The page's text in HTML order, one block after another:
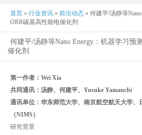
首页 » 行业资讯 » 前沿动态 » 何建平/汤静等
ORR碳基高性能电催化剂
何建平/汤静等Nano Energy：机器学习预
催化剂
第一作者：Wei Xia
共同通讯：汤静、何建平、Yusuke Yamauchi
通讯单位：华东师范大学、南京航空航天大学、
（NIMS）
研究背景